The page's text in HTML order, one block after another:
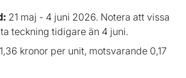
21 maj - 4 juni 2026. Notera att vissa
teckning tidigare än 4 juni.
1,36 kronor per unit, motsvarande 0,17